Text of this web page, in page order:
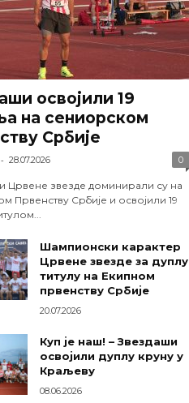
освојили 19
на сениорском
Србије
- 28.07.2026 0
Црвене звезде доминирали су на
Првенству Србије и освојили 19
Шампионски карактер
Црвене звезде за дуплу
титулу на Екипном
првенству Србије
20.07.2026
Куп је наш! – Звездаши
освојили дуплу круну у
Краљеву
08.06.2026